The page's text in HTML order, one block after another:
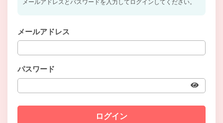
メールアドレスとパスワードを入力してログインしてください。
メールアドレス
パスワード